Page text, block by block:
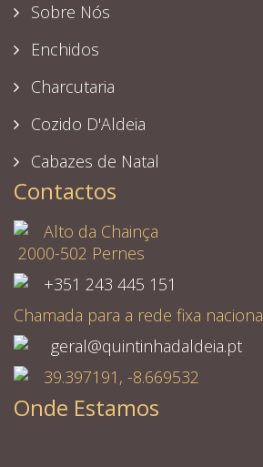
Sobre Nós
Enchidos
Charcutaria
Cozido D'Aldeia
Cabazes de Natal
Contactos
Alto da Chainça
2000-502 Pernes
+351 243 445 151
Chamada para a rede fixa
geral@quintinhadaldeia.pt
39.397191, -8.669532
Onde Estamos